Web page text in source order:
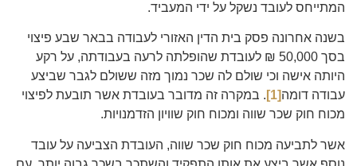
המתייחס לעובד נשקל על ידי המעביד.
בשנה אחרונה פסק בית הדין האזורי לעבודה בבאר שבע פיצוי
בסך 50,000 ₪ לעובדת שהופלתה לרעה בעבודתה, על רקע
היותה אישה וכי שולם לה שכר נמוך מזה ששולם לגבר שביצע
עבודה דומה[1]
. במקרה זה מדובר בעובדת אשר תובעת לפיצוי
מכוח חוק שכר שווה ומכוח חוק שוויון הזדמנויות.
אשר לתביעה מכוח חוק שכר שווה, העובדת הצביעה על עובד